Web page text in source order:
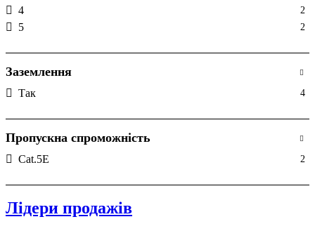
4 2
5 2
Заземлення
Так 4
Пропускна спроможність
Cat.5E 2
Лідери продажів